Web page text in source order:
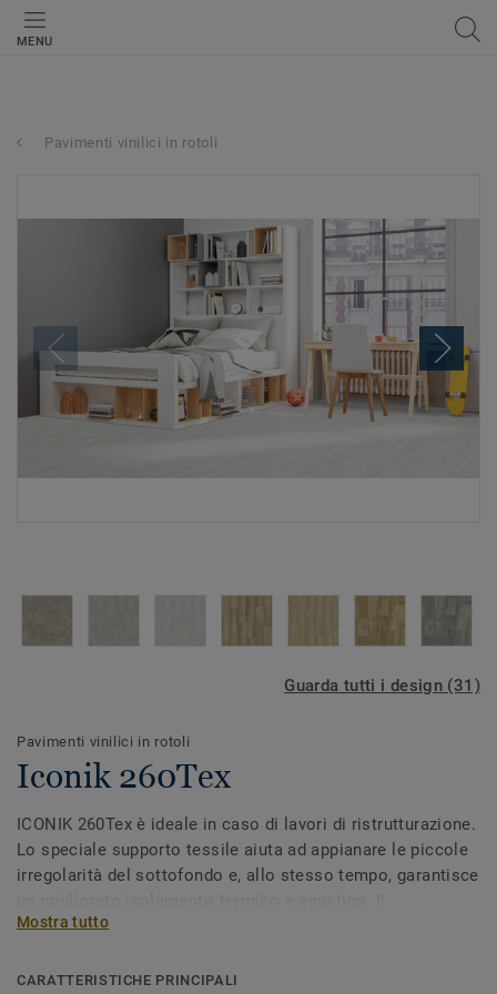
MENU
Pavimenti vinilici in rotoli
Guarda tutti i design (31)
Pavimenti vinilici in rotoli
Iconik 260Tex
ICONIK 260Tex è ideale in caso di lavori di ristrutturazione.
Lo speciale supporto tessile aiuta ad appianare le piccole
irregolarità del sottofondo e, allo stesso tempo, garantisce
trattamento superficiale Extreme Protection garantisce
inalterato l'aspetto del pavimento.
Mostra tutto
CARATTERISTICHE PRINCIPALI